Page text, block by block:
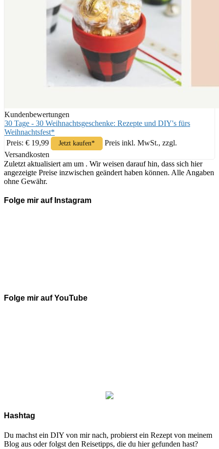
Kundenbewertungen
30 Tage - 30 Weihnachtsgeschenke: Rezepte und DIY's fürs
Weihnachtsfest*
Preis: € 19,99
Jetzt kaufen*
Preis inkl. MwSt., zzgl.
Versandkosten
Zuletzt aktualisiert am um . Wir weisen darauf hin, dass sich hier
angezeigte Preise inzwischen geändert haben können. Alle Angaben
ohne Gewähr.
Folge mir auf Instagram
Folge mir auf YouTube
Hashtag
Du machst ein DIY von mir nach, probierst ein Rezept von meinem
Blog aus oder folgst den Reisetipps, die du hier gefunden hast?